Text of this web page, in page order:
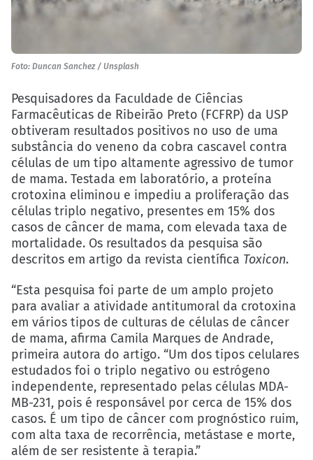
Foto: Duncan Sanchez / Unsplash
Pesquisadores da Faculdade de Ciências
Farmacêuticas de Ribeirão Preto (FCFRP) da USP
obtiveram resultados positivos no uso de uma
substância do veneno da cobra cascavel contra
células de um tipo altamente agressivo de tumor
de mama. Testada em laboratório, a proteína
crotoxina eliminou e impediu a proliferação das
células triplo negativo, presentes em 15% dos
casos de câncer de mama, com elevada taxa de
mortalidade. Os resultados da pesquisa são
descritos em artigo da revista científica Toxicon.
“Esta pesquisa foi parte de um amplo projeto
para avaliar a atividade antitumoral da crotoxina
em vários tipos de culturas de células de câncer
de mama, afirma Camila Marques de Andrade,
primeira autora do artigo. “Um dos tipos celulares
estudados foi o triplo negativo ou estrógeno
independente, representado pelas células MDA-
MB-231, pois é responsável por cerca de 15% dos
casos. É um tipo de câncer com prognóstico ruim,
com alta taxa de recorrência, metástase e morte,
além de ser resistente à terapia.”